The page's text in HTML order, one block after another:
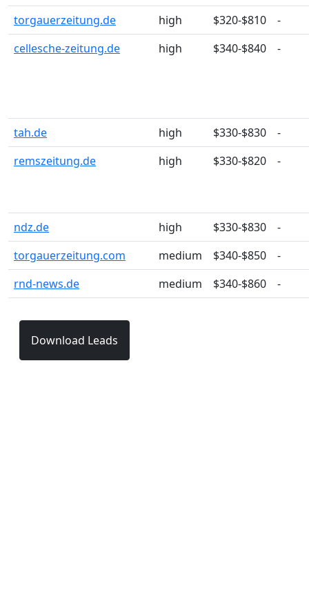
torgauerzeitung.de
high $320-$810
-
cellesche-zeitung.de
high $340-$840 -
tah.de high $330-$830
-
remszeitung.de
high $330-$820 -
ndz.de high $330-$830
-
torgauerzeitung.com
medium $340-$850
-
rnd-news.de
medium $340-$860 -
Download Leads